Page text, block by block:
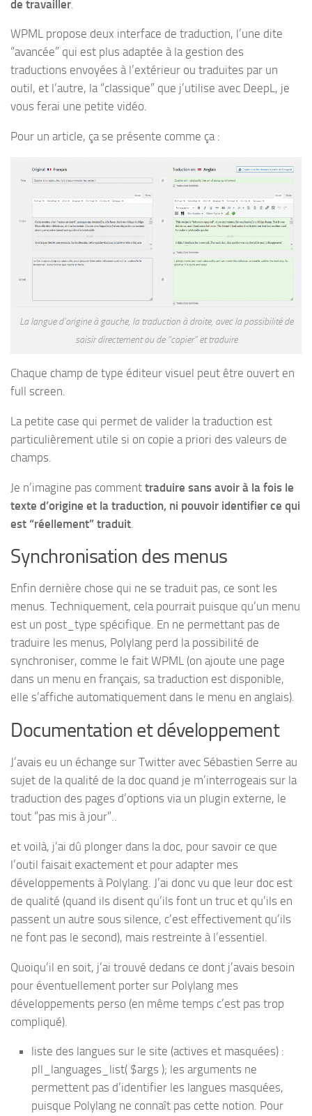
de travailler
WPML propose deux interface de traduction, l’une dite
“avancée” qui est plus adaptée à la gestion des
traductions envoyées à l’extérieur ou traduites par un
outil, et l’autre, la “classique” que j’utilise avec DeepL, je
vous ferai une petite vidéo.
Pour un article, ça se présente comme ça :
La langue d’origine à gauche, la traduction à droite, avec la possibilité de
saisir directement ou de “copier” et traduire
Chaque champ de type éditeur visuel peut être ouvert en
full screen.
La petite case qui permet de valider la traduction est
particulièrement utile si on copie a priori des valeurs de
champs.
Je n’imagine pas comment traduire sans avoir à la fois le
texte d’origine et la traduction, ni pouvoir identifier ce qui
est “réellement” traduit
Synchronisation des menus
Enfin dernière chose qui ne se traduit pas, ce sont les
menus. Techniquement, cela pourrait puisque qu’un menu
est un post_type spécifique. En ne permettant pas de
traduire les menus, Polylang perd la possibilité de
synchroniser, comme le fait WPML (on ajoute une page
dans un menu en français, sa traduction est disponible,
elle s’affiche automatiquement dans le menu en anglais).
Documentation et développement
J’avais eu un échange sur Twitter avec Sébastien Serre au
sujet de la qualité de la doc quand je m’interrogeais sur la
traduction des pages d’options via un plugin externe, le
tout “pas mis à jour”..
et voilà, j’ai dû plonger dans la doc, pour savoir ce que
l’outil faisait exactement et pour adapter mes
développements à Polylang. J’ai donc vu que leur doc est
de qualité (quand ils disent qu’ils font un truc et qu’ils en
passent un autre sous silence, c’est effectivement qu’ils
ne font pas le second), mais restreinte à l’essentiel.
Quoiqu’il en soit, j’ai trouvé dedans ce dont j’avais besoin
pour éventuellement porter sur Polylang mes
développements perso (en même temps c’est pas trop
compliqué).
liste des langues sur le site (actives et masquées) :
pll_languages_list( $args ); les arguments ne
permettent pas d’identifier les langues masquées,
puisque Polylang ne connaît pas cette notion. Pour